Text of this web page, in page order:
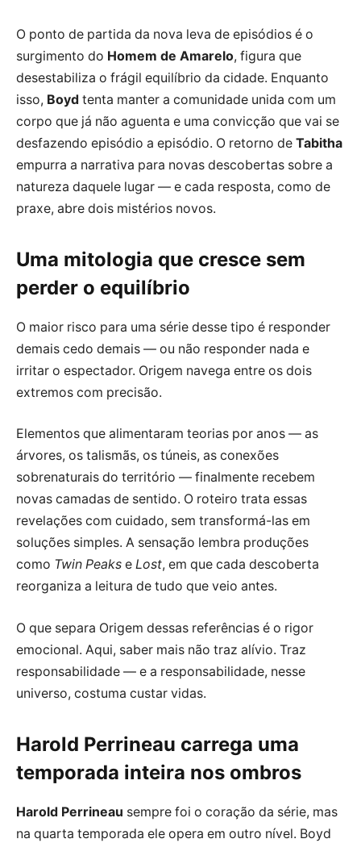
O ponto de partida da nova leva de episódios é o
surgimento do Homem de Amarelo, figura que
desestabiliza o frágil equilíbrio da cidade. Enquanto
isso, Boyd tenta manter a comunidade unida com um
corpo que já não aguenta e uma convicção que vai se
desfazendo episódio a episódio. O retorno de Tabitha
empurra a narrativa para novas descobertas sobre a
natureza daquele lugar — e cada resposta, como de
praxe, abre dois mistérios novos.
Uma mitologia que cresce sem
perder o equilíbrio
O maior risco para uma série desse tipo é responder
demais cedo demais — ou não responder nada e
irritar o espectador. Origem navega entre os dois
extremos com precisão.
Elementos que alimentaram teorias por anos — as
árvores, os talismãs, os túneis, as conexões
sobrenaturais do território — finalmente recebem
novas camadas de sentido. O roteiro trata essas
revelações com cuidado, sem transformá-las em
soluções simples. A sensação lembra produções
como Twin Peaks e Lost, em que cada descoberta
reorganiza a leitura de tudo que veio antes.
O que separa Origem dessas referências é o rigor
emocional. Aqui, saber mais não traz alívio. Traz
responsabilidade — e a responsabilidade, nesse
universo, costuma custar vidas.
Harold Perrineau carrega uma
temporada inteira nos ombros
Harold Perrineau sempre foi o coração da série, mas
na quarta temporada ele opera em outro nível. Boyd